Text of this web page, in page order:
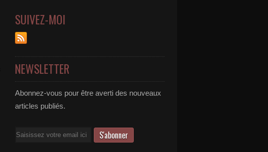
SUIVEZ-MOI
NEWSLETTER
Abonnez-vous pour être averti des nouveaux
articles publiés.
Email